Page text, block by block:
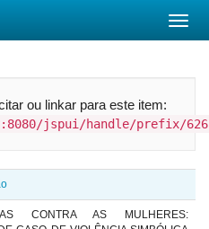
ou linkar para este item:
jspui/handle/prefix/626
CONTRA AS MULHERES: